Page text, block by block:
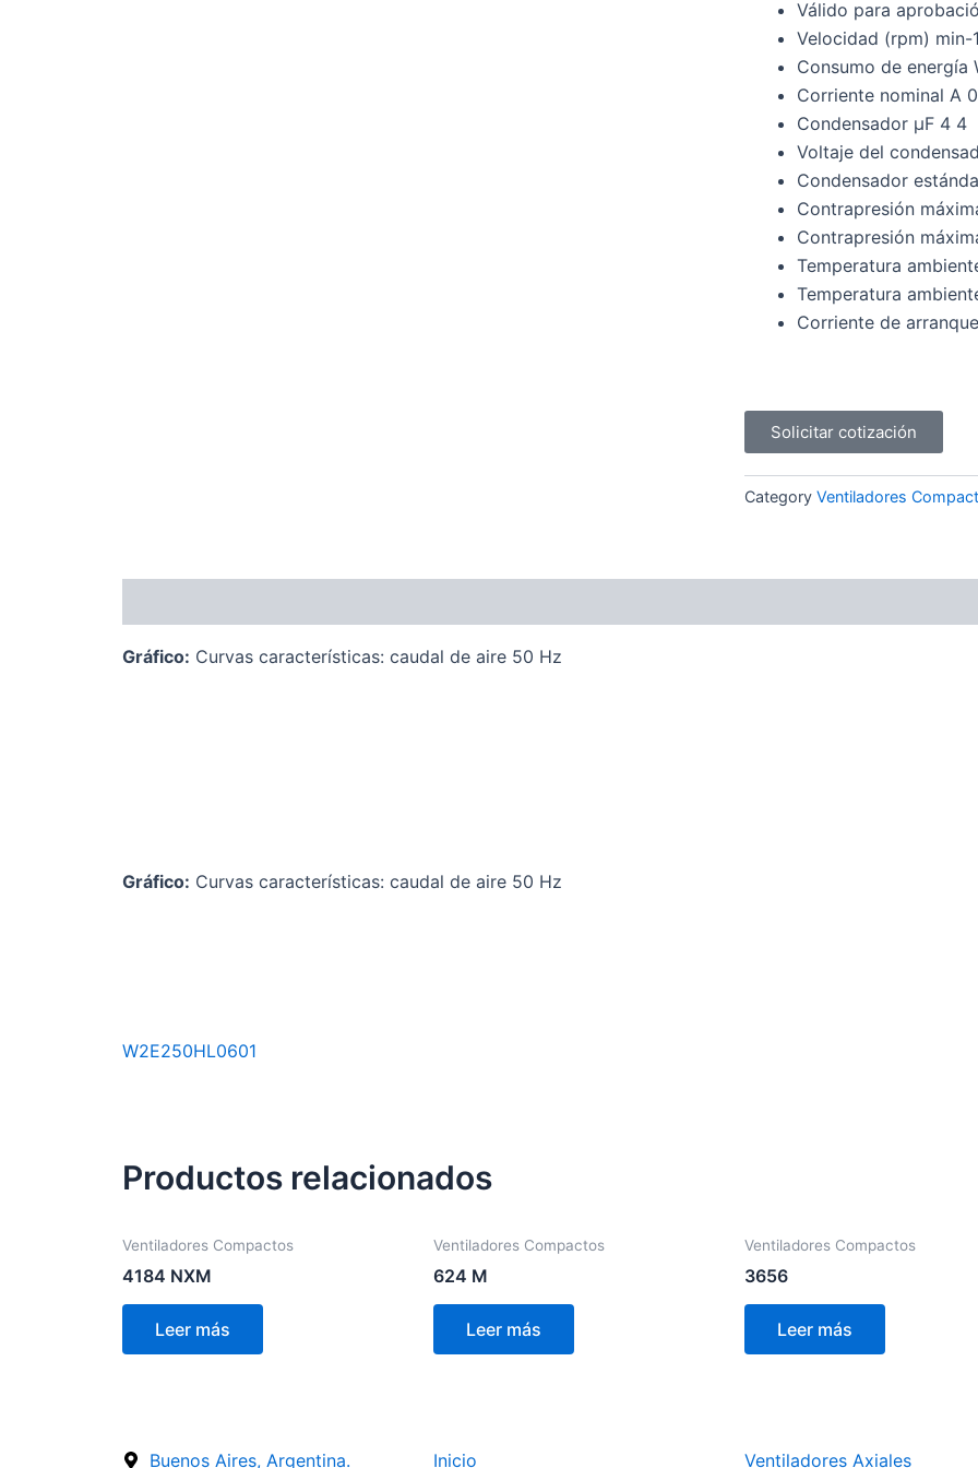
Válido para
Velocidad (rpm)
Consumo de energía
Corriente nominal A
Condensador μF 4 4
Voltaje del
Condensador
Contrapresión
Contrapresión
Temperatura
Temperatura
Corriente de
Solicitar cotización
Category Ventiladores
Gráfico: Curvas características: caudal de aire 50 Hz
Gráfico: Curvas características: caudal de aire 50 Hz
W2E250HL0601
Productos relacionados
Ventiladores Compactos
4184 NXM
Leer más
Ventiladores Compactos
624 M
Leer más
Ventiladores Compactos
3656
Leer más
Buenos Aires, Argentina. Inicio Ventiladores Axiales